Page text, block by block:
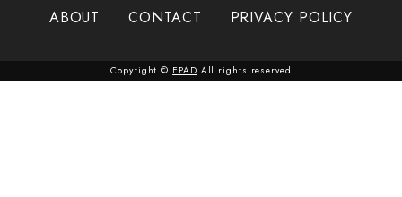
「子を抱く幽霊の通過」の舞踏譜
井の糸―オーイ」。後半の景は
ABOUT CONTACT PRIVACY POLICY
Copyright © EPAD All rights reserved